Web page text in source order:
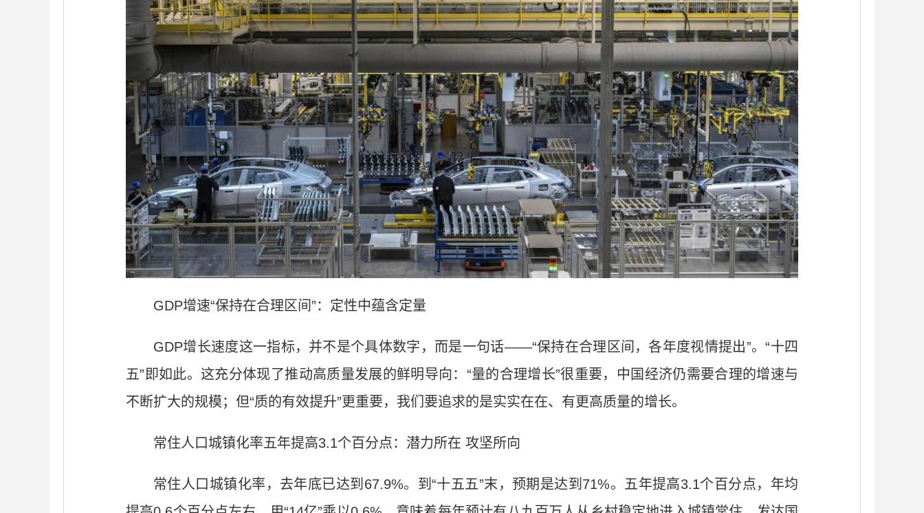
GDP增速“保持在合理区间”：定性中蕴含定量
GDP增长速度这一指标，并不是个具体数字，而是一句话——“保持在合理区间，各年度视情提出”。“十四
五”即如此。这充分体现了推动高质量发展的鲜明导向：“量的合理增长”很重要，中国经济仍需要合理的增速与
不断扩大的规模；但“质的有效提升”更重要，我们要追求的是实实在在、有更高质量的增长。
常住人口城镇化率五年提高3.1个百分点：潜力所在 攻坚所向
常住人口城镇化率，去年底已达到67.9%。到“十五五”末，预期是达到71%。五年提高3.1个百分点，年均